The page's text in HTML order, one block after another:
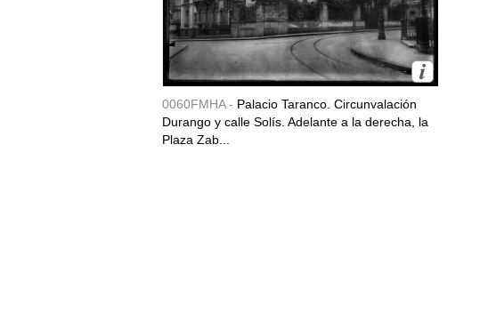
0060FMHA - Palacio Taranco. Circunvalación
Durango y calle Solís. Adelante a la derecha, la
Plaza Zab...